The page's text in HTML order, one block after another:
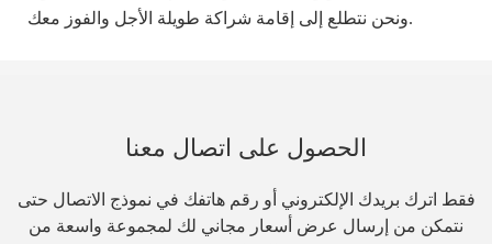
ونحن نتطلع إلى إقامة شراكة طويلة الأجل والفوز معك.
الحصول على اتصال معنا
فقط اترك بريدك الإلكتروني أو رقم هاتفك في نموذج الاتصال حتى
نتمكن من إرسال عرض أسعار مجاني لك لمجموعة واسعة من